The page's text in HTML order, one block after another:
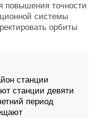
повышения точности
системы
орбиты
станции
станции девяти
период